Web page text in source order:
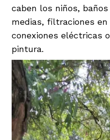
caben los niños,
medias, filtraciones
conexiones eléctricas
pintura.